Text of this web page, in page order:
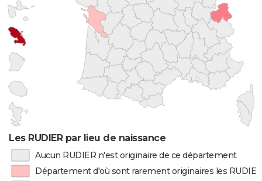
Les RUDIER par lieu de naissance
Aucun RUDIER n'est originaire de ce département
Département d'où sont rarement originaires les RUDIER